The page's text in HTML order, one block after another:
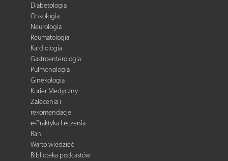
Diabetologia
Onkologia
Neurologia
Reumatologia
Kardiologia
Gastroenterologia
Pulmonologia
Ginekologia
Kurier Medyczny
Zalecenia i
rekomendacje
e-Praktyka Leczenia
Ran
Warto wiedzieć
Biblioteka podcastów